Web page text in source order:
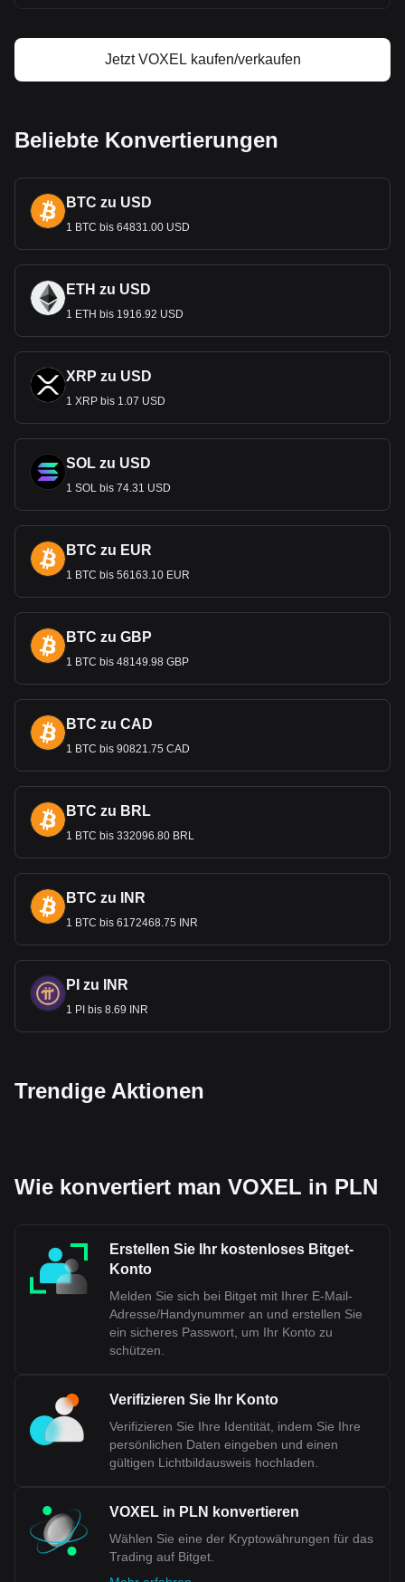
Jetzt VOXEL kaufen/verkaufen
Beliebte Konvertierungen
BTC zu USD
1 BTC bis 64831.00 USD
ETH zu USD
1 ETH bis 1916.92 USD
XRP zu USD
1 XRP bis 1.07 USD
SOL zu USD
1 SOL bis 74.31 USD
BTC zu EUR
1 BTC bis 56163.10 EUR
BTC zu GBP
1 BTC bis 48149.98 GBP
BTC zu CAD
1 BTC bis 90821.75 CAD
BTC zu BRL
1 BTC bis 332096.80 BRL
BTC zu INR
1 BTC bis 6172468.75 INR
PI zu INR
1 PI bis 8.69 INR
Trendige Aktionen
Wie konvertiert man VOXEL in PLN
Erstellen Sie Ihr kostenloses Bitget-
Konto
Melden Sie sich bei Bitget mit Ihrer E-Mail-
Adresse/Handynummer an und erstellen Sie
ein sicheres Passwort, um Ihr Konto zu
schützen.
Verifizieren Sie Ihr Konto
Verifizieren Sie Ihre Identität, indem Sie Ihre
persönlichen Daten eingeben und einen
gültigen Lichtbildausweis hochladen.
VOXEL in PLN konvertieren
Wählen Sie eine der Kryptowährungen für das
Trading auf Bitget.